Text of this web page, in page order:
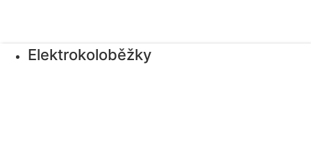
Elektrokoloběžky